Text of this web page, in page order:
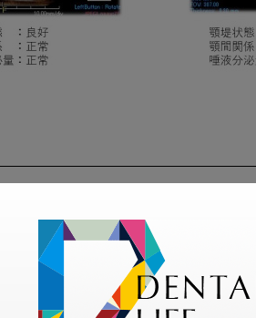
復の程度に差が生じると考えられる。
り患者さんに良く説明して理解し